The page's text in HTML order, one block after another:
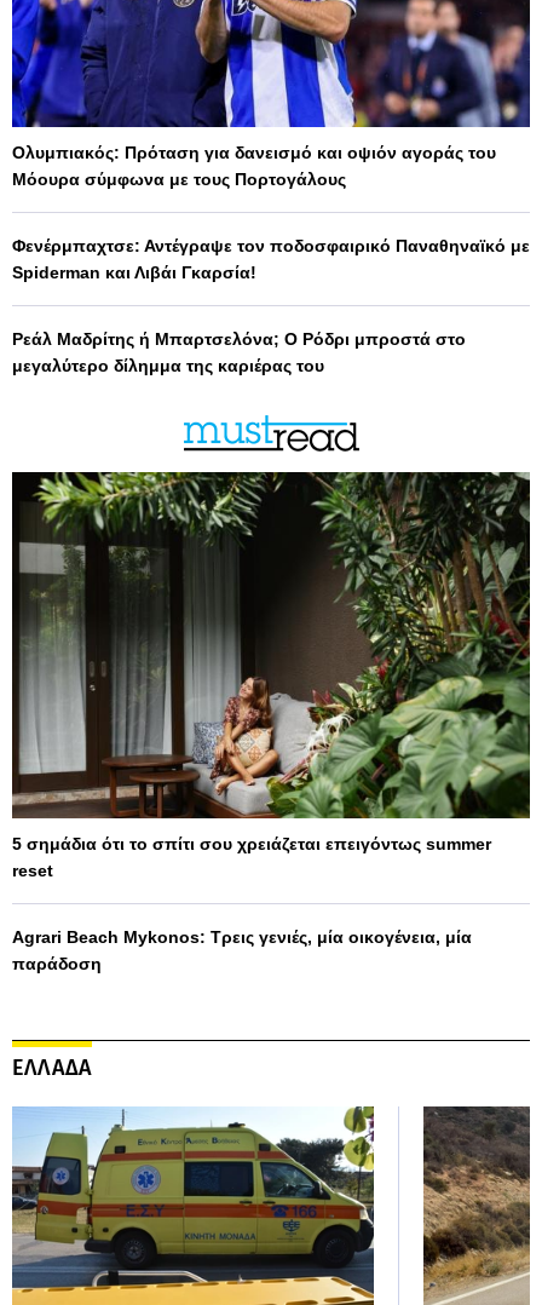
Ολυμπιακός: Πρόταση για δανεισμό και οψιόν αγοράς του
Μόουρα σύμφωνα με τους Πορτογάλους
Φενέρμπαχτσε: Αντέγραψε τον ποδοσφαιρικό Παναθηναϊκό με
Spiderman και Λιβάι Γκαρσία!
Ρεάλ Μαδρίτης ή Μπαρτσελόνα; Ο Ρόδρι μπροστά στο
μεγαλύτερο δίλημμα της καριέρας του
5 σημάδια ότι το σπίτι σου χρειάζεται επειγόντως summer
reset
Agrari Beach Mykonos: Τρεις γενιές, μία οικογένεια, μία
παράδοση
ΕΛΛΑΔΑ